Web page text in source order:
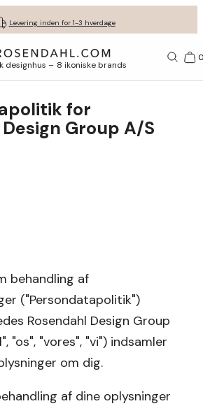
Levering inden for 1-3 hverdage
Fri fragt ved køb for min. 549 kr.
30 dages gratis retur*
Få dine gaver pakket flot ind
Vi er e-mærket
designhus – 8 ikoniske brands
for
Group A/S
behandling af
("Persondatapolitik")
Rosendahl Design Group
"os", "vores", "vi") indsamler
om dig.
af dine oplysninger